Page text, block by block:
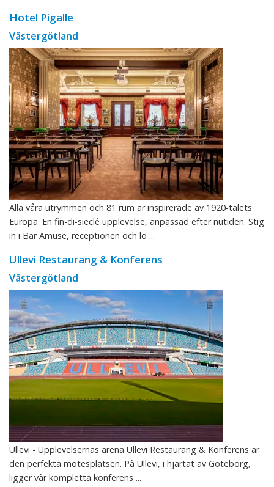
Hotel Pigalle
Västergötland
Alla våra utrymmen och 81 rum är inspirerade av 1920-talets
Europa. En fin-di-sieclé upplevelse, anpassad efter nutiden. Stig
in i Bar Amuse, receptionen och lo ...
Ullevi Restaurang & Konferens
Västergötland
Ullevi - Upplevelsernas arena Ullevi Restaurang & Konferens är
den perfekta mötesplatsen. På Ullevi, i hjärtat av Göteborg,
ligger vår kompletta konferens ...